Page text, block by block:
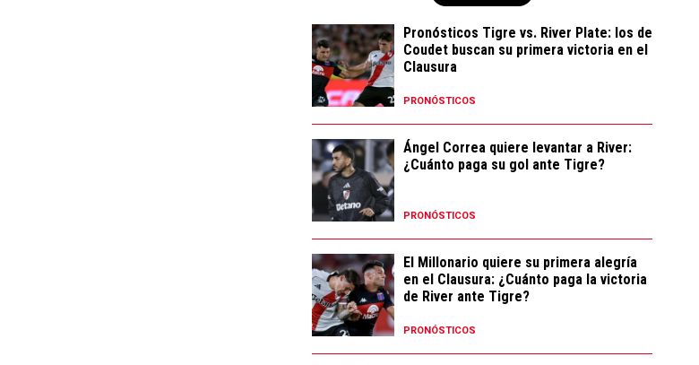
Pronósticos Tigre vs. River Plate: los de
Coudet buscan su primera victoria en el
Clausura
PRONÓSTICOS
Ángel Correa quiere levantar a River:
¿Cuánto paga su gol ante Tigre?
PRONÓSTICOS
El Millonario quiere su primera alegría
en el Clausura: ¿Cuánto paga la victoria
de River ante Tigre?
PRONÓSTICOS